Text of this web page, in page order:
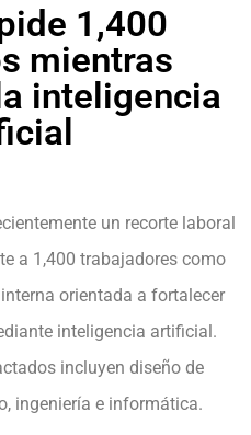
1,400
mientras
inteligencia
un recorte laboral
a 1,400 trabajadores como
orientada a fortalecer
inteligencia artificial.
incluyen diseño de
ingeniería e informática.